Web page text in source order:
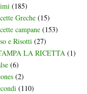
(185)
Greche (15)
campane (153)
e Risotti (27)
LA RICETTA (1)
(6)
(2)
(110)